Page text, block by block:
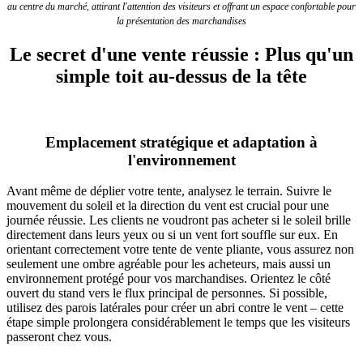
au centre du marché, attirant l'attention des visiteurs et offrant un espace confortable pour
la présentation des marchandises
Le secret d'une vente réussie : Plus qu'un
simple toit au-dessus de la tête
Emplacement stratégique et adaptation à
l'environnement
Avant même de déplier votre tente, analysez le terrain. Suivre le
mouvement du soleil et la direction du vent est crucial pour une
journée réussie. Les clients ne voudront pas acheter si le soleil brille
directement dans leurs yeux ou si un vent fort souffle sur eux. En
orientant correctement votre tente de vente pliante, vous assurez non
seulement une ombre agréable pour les acheteurs, mais aussi un
environnement protégé pour vos marchandises. Orientez le côté
ouvert du stand vers le flux principal de personnes. Si possible,
utilisez des parois latérales pour créer un abri contre le vent – cette
étape simple prolongera considérablement le temps que les visiteurs
passeront chez vous.